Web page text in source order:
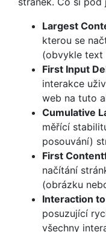
Largest
kterou se
(obvykle text
First Input
interakce
web na tuto
Cumulative
měřící
posouvání)
First
načítání
(obrázku
Interaction
posuzující
všechny